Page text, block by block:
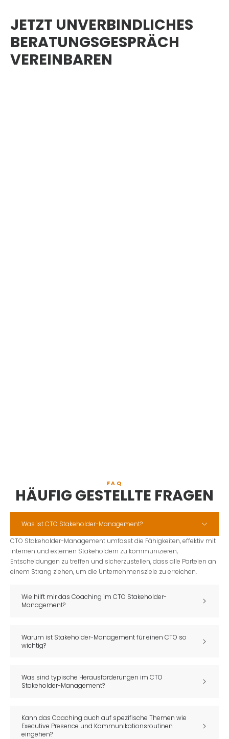
JETZT UNVERBINDLICHES
BERATUNGSGESPRÄCH
VEREINBAREN
FAQ
HÄUFIG GESTELLTE FRAGEN​
Was ist CTO Stakeholder-Management?
CTO Stakeholder-Management umfasst die Fähigkeiten, effektiv mit
internen und externen Stakeholdern zu kommunizieren,
Entscheidungen zu treffen und sicherzustellen, dass alle Parteien an
einem Strang ziehen, um die Unternehmensziele zu erreichen.
Wie hilft mir das Coaching im CTO Stakeholder-
Management?
Warum ist Stakeholder-Management für einen CTO so
wichtig?
Was sind typische Herausforderungen im CTO
Stakeholder-Management?
Kann das Coaching auch auf spezifische Themen wie
Executive Presence und Kommunikationsroutinen
eingehen?